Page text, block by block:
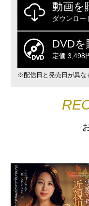
動画を
ダウンロー
DVDを
定価 3,498
※配信日と発売日が異な